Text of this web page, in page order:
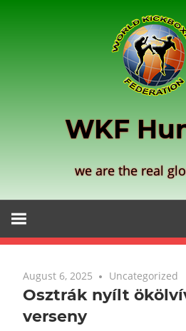
WKF
we are the real
August 6, 2025 Uncategorized
Osztrák nyílt
verseny